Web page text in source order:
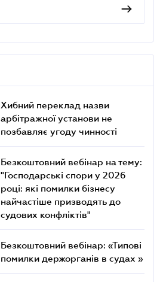
Хибний переклад назви
арбітражної установи не
позбавляє угоду чинності
Безкоштовний вебінар на тему:
"Господарські спори у 2026
році: які помилки бізнесу
найчастіше призводять до
судових конфліктів"
Безкоштовний вебінар: «Типові
помилки держорганів в судах »